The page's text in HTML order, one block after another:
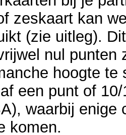
zeskaart kan
(zie uitleg).
nul punten
hoogte
een punt of
waarbij
komen.